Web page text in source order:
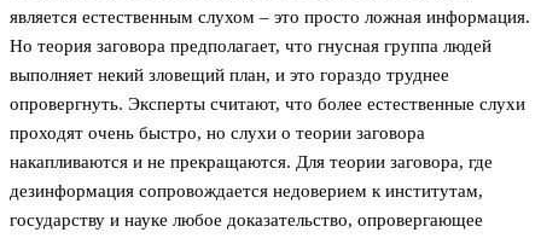
является естественным слухом – это просто ложная информация.
Но теория заговора предполагает, что гнусная группа людей
выполняет некий зловещий план, и это гораздо труднее
опровергнуть. Эксперты считают, что более естественные слухи
проходят очень быстро, но слухи о теории заговора
накапливаются и не прекращаются. Для теории заговора, где
дезинформация сопровождается недоверием к институтам,
государству и науке любое доказательство, опровергающее